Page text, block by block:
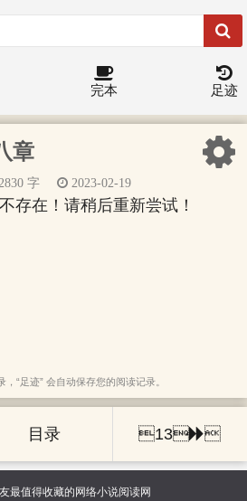
完本 足迹
章
2830 字 2023-02-19
存在！请稍后重新尝试！
，“足迹” 会自动保存您的阅读记录。
目录 13 
最值得收藏的网络小说阅读网